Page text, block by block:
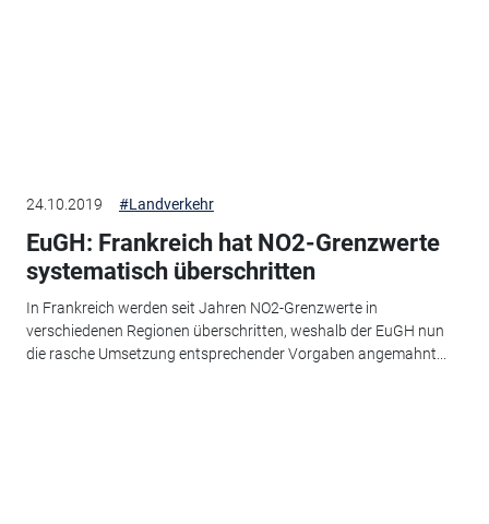
24.10.2019 #Landverkehr
EuGH: Frankreich hat NO2-Grenzwerte
systematisch überschritten
In Frankreich werden seit Jahren NO2-Grenzwerte in
verschiedenen Regionen überschritten, weshalb der EuGH nun
die rasche Umsetzung entsprechender Vorgaben angemahnt...